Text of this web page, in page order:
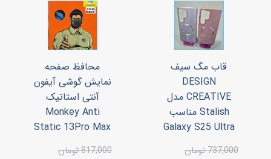
قاب مگ سیف
DESIGN
CREATIVE مدل
Stalish مناسب
Galaxy S25 Ultra
737,000 تومان
محافظ صفحه
نمایش گوشی آیفون
آنتی استاتیک
Monkey Anti
Static 13Pro Max
817,000 تومان